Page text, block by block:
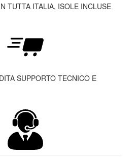
TUTTA ITALIA, ISOLE INCLUSE
SUPPORTO TECNICO E